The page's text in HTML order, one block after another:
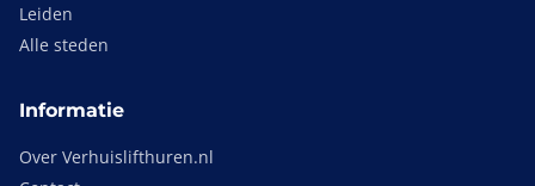
Leiden
Alle steden
Informatie
Over Verhuislifthuren.nl